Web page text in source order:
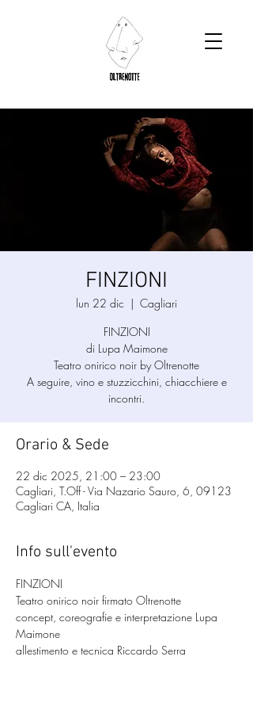
FINZIONI
lun 22 dic
  |
Cagliari
FINZIONI​
di Lupa Maimone
​Teatro onirico noir by Oltrenotte
A seguire, vino e stuzzicchini, chiacchiere e
incontri.
Orario & Sede
22 dic 2025, 21:00 – 23:00
Cagliari, T.Off - Via Nazario Sauro, 6, 09123
Cagliari CA, Italia
Info sull'evento
FINZIONI​
Teatro onirico noir firmato Oltrenotte
concept, coreografie e interpretazione Lupa
Maimone
allestimento e tecnica Riccardo Serra